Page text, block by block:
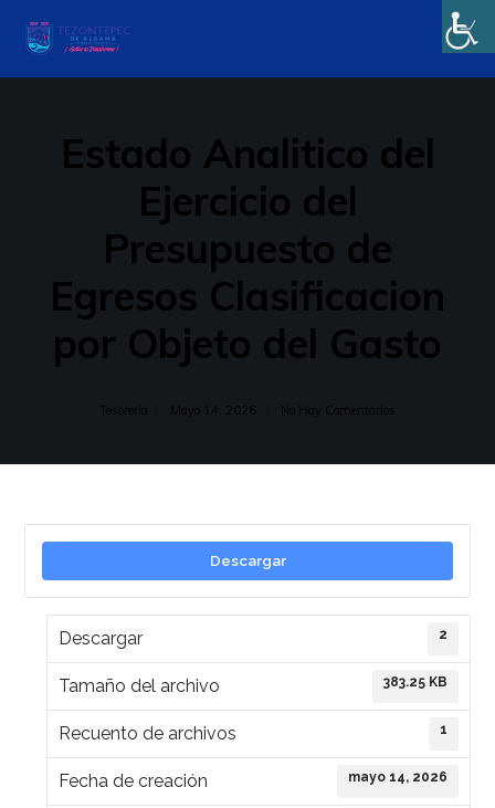
Estado Analitico del
Ejercicio del
Presupuesto de
Egresos Clasificacion
por Objeto del Gasto
Tesoreria Mayo 14, 2026 No Hay Comentarios
Descargar
Descargar 2
Tamaño del archivo 383.25 KB
Recuento de archivos 1
Fecha de creación mayo 14, 2026